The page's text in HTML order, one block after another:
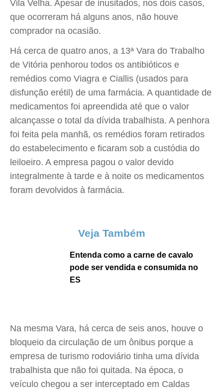
Vila Velha. Apesar de inusitados, nos dois casos,
que ocorreram há alguns anos, não houve
comprador na ocasião.
Há cerca de quatro anos, a 13ª Vara do Trabalho
de Vitória penhorou todos os antibióticos e
remédios como Viagra e Ciallis (usados para
disfunção erétil) de uma farmácia. A quantidade de
medicamentos foi apreendida até que o valor
alcançasse o total da dívida trabalhista. A penhora
foi feita pela manhã, os remédios foram retirados
do estabelecimento e ficaram sob a custódia do
leiloeiro. A empresa pagou o valor devido
integralmente à tarde e à noite os medicamentos
foram devolvidos à farmácia.
Veja Também
Entenda como a carne de cavalo
pode ser vendida e consumida no
ES
Na mesma Vara, há cerca de seis anos, houve o
bloqueio da circulação de um ônibus porque a
empresa de turismo rodoviário tinha uma dívida
trabalhista que não foi quitada. Na época, o
veículo chegou a ser interceptado em Caldas